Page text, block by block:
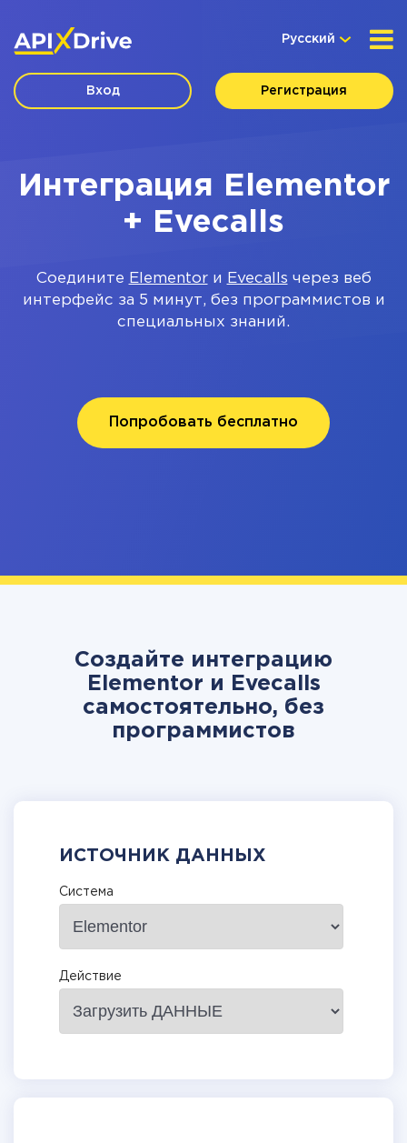
Русский
Вход Регистрация
Интеграция Elementor
+ Evecalls
Соедините Elementorи Evecalls через веб
интерфейс за 5 минут, без программистов и
специальных знаний.
Попробовать бесплатно
Создайте интеграцию
Elementor и Evecalls
самостоятельно, без
программистов
ИСТОЧНИК ДАННЫХ
Система
Действие